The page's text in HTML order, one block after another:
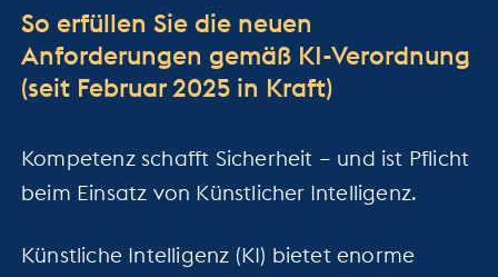
So erfüllen Sie die neuen
Anforderungen gemäß KI-Verordnung
(seit Februar 2025 in Kraft)
Kompetenz schafft Sicherheit – und ist Pflicht
beim Einsatz von Künstlicher Intelligenz.
Künstliche Intelligenz (KI) bietet enorme